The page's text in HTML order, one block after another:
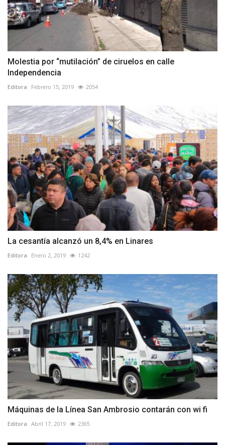
Molestia por “mutilación” de ciruelos en calle
Independencia
Editora Febrero 15, 2019 2054
La cesantía alcanzó un 8,4% en Linares
Editora Enero 2, 2019 1242
Máquinas de la Línea San Ambrosio contarán con wi fi
Editora Abril 17, 2019 2365